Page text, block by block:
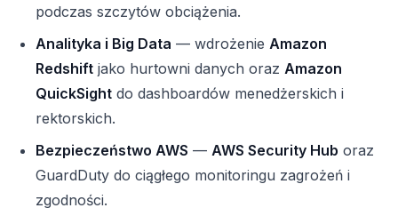
podczas szczytów obciążenia.
Analityka i Big Data — wdrożenie Amazon
Redshift jako hurtowni danych oraz Amazon
QuickSight do dashboardów menedżerskich i
rektorskich.
Bezpieczeństwo AWS — AWS Security Hub oraz
GuardDuty do ciągłego monitoringu zagrożeń i
zgodności.